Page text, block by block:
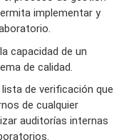
implementar y
capacidad de un
de calidad.
de verificación que
de cualquier
auditorías internas